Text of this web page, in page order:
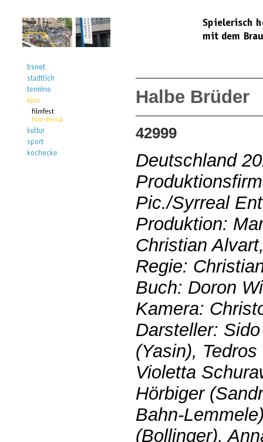
Halbe Brüder
42999
Deutschland
Pic./Syrreal
Produktion:
Christian
Regie:
Buch: Doron
Kamera:
Darsteller:
(Yasin),
Violetta
Hörbiger
Bahn-
(Bollinger),